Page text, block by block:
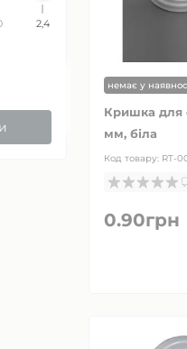
2,4
немає у
Кришка для
мм, біла
Код товару: RT-
0.90грн